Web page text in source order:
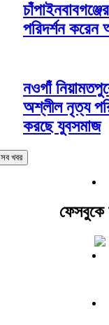
পরিদর্শন করেন
নওগাঁ
অশ্লীল নৃত্য
করছে যুবসমাজ
সব খবর